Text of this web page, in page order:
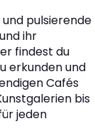
pulsierende
ihr
findest du
erkunden und
Cafés
bis
jeden